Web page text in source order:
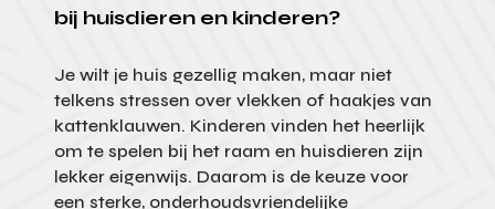
bij huisdieren en kinderen?
Je wilt je huis gezellig maken, maar niet
telkens stressen over vlekken of haakjes van
kattenklauwen. Kinderen vinden het heerlijk
om te spelen bij het raam en huisdieren zijn
lekker eigenwijs. Daarom is de keuze voor
een sterke, onderhoudsvriendelijke